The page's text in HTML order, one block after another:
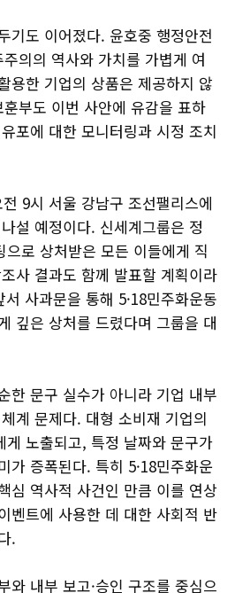
기도 이어졌다. 윤호중 행정안전
의의 역사와 가치를 가볍게 여
용한 기업의 상품은 제공하지 않
부도 이번 사안에 유감을 표하
포에 대한 모니터링과 시정 조치
9시 서울 강남구 조선팰리스에
설 예정이다. 신세계그룹은 정
로 상처받은 모든 이들에게 직
사 결과도 함께 발표할 계획이라
사과문을 통해 5·18민주화운동
깊은 상처를 드렸다며 그룹을 대
한 문구 실수가 아니라 기업 내부
계 문제다. 대형 소비재 기업의
게 노출되고, 특정 날짜와 문구가
가 증폭된다. 특히 5·18민주화운
심 역사적 사건인 만큼 이를 연상
벤트에 사용한 데 대한 사회적 반
.
와 내부 보고·승인 구조를 중심으